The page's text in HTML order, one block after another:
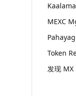
MEXC
Token
发现 MX